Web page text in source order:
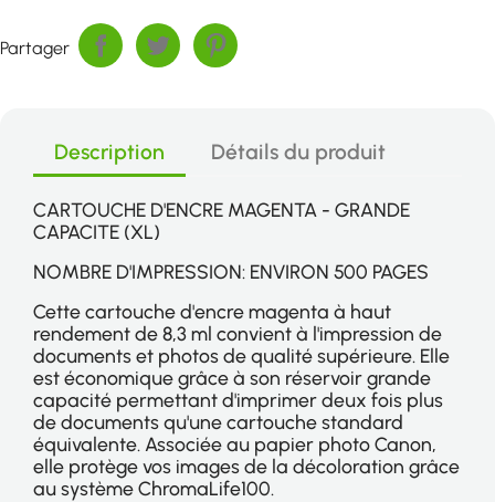
Partager
Description Détails du produit
CARTOUCHE D'ENCRE MAGENTA - GRANDE
CAPACITE (XL)
NOMBRE D'IMPRESSION: ENVIRON 500 PAGES
Cette cartouche d'encre magenta à haut
rendement de 8,3 ml convient à l'impression de
documents et photos de qualité supérieure. Elle
est économique grâce à son réservoir grande
capacité permettant d'imprimer deux fois plus
de documents qu'une cartouche standard
équivalente. Associée au papier photo Canon,
elle protège vos images de la décoloration grâce
au système ChromaLife100.